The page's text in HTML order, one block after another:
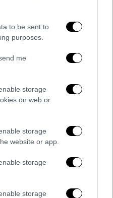
to be sent to
purposes.
me
storage
on web or
storage
website or app.
storage
storage
Ντούσκος στο
ανέβηκε